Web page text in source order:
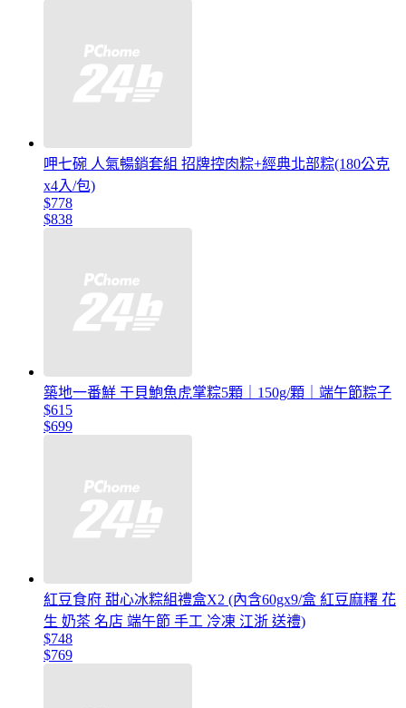
呷七碗 人氣暢銷套組 招牌控肉粽+經典北部粽(180公克
x4入/包)
$778
$838
築地一番鮮 干貝鮑魚虎掌粽5顆｜150g/顆｜端午節粽子
$615
$699
紅豆食府 甜心冰粽組禮盒X2 (內含60gx9/盒 紅豆麻糬 花
生 奶茶 名店 端午節 手工 冷凍 江浙 送禮)
$748
$769